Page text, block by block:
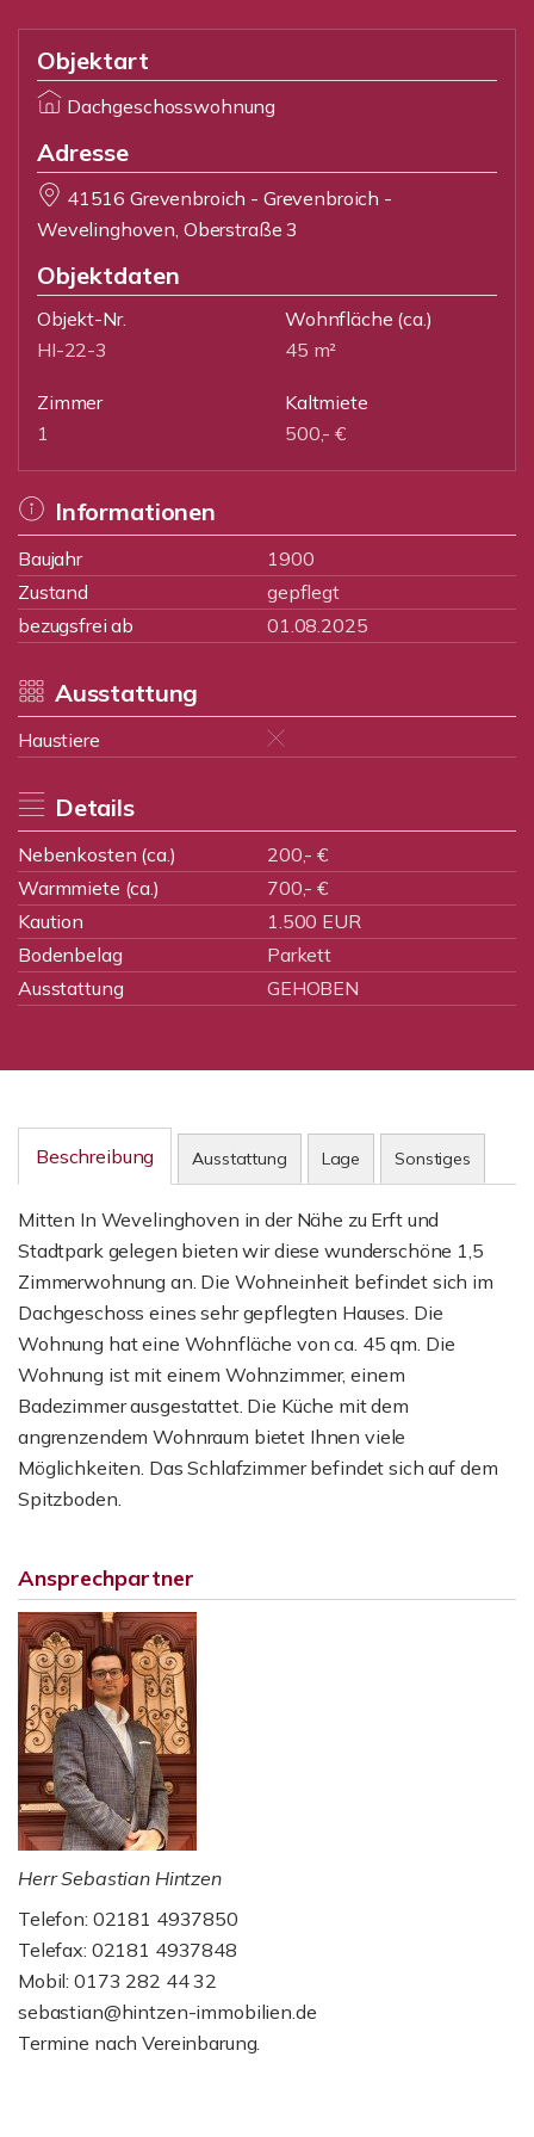
Objektart
Dachgeschosswohnung
Adresse
41516 Grevenbroich - Grevenbroich -
Wevelinghoven, Oberstraße 3
Objektdaten
Objekt-Nr.
HI-22-3
Wohnfläche (ca.)
45 m²
Zimmer
1
Kaltmiete
500,- €
Informationen
Baujahr
1900
Zustand
gepflegt
bezugsfrei ab
01.08.2025
Ausstattung
Haustiere
Details
Nebenkosten (ca.)
200,- €
Warmmiete (ca.)
700,- €
Kaution
1.500 EUR
Bodenbelag
Parkett
Ausstattung
GEHOBEN
Beschreibung Ausstattung Lage Sonstiges
Mitten In Wevelinghoven in der Nähe zu Erft und
Stadtpark gelegen bieten wir diese wunderschöne 1,5
Zimmerwohnung an. Die Wohneinheit befindet sich im
Dachgeschoss eines sehr gepflegten Hauses. Die
Wohnung hat eine Wohnfläche von ca. 45 qm. Die
Wohnung ist mit einem Wohnzimmer, einem
Badezimmer ausgestattet. Die Küche mit dem
angrenzendem Wohnraum bietet Ihnen viele
Möglichkeiten. Das Schlafzimmer befindet sich auf dem
Spitzboden.
Ansprechpartner
Herr Sebastian Hintzen
Telefon: 02181 4937850
Telefax: 02181 4937848
Mobil: 0173 282 44 32
sebastian@hintzen-immobilien.de
Termine nach Vereinbarung.